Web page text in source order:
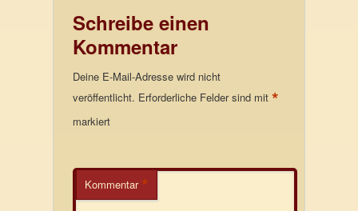
Schreibe einen
Kommentar
Deine E-Mail-Adresse wird nicht
veröffentlicht. Erforderliche Felder sind mit*
markiert
Kommentar *